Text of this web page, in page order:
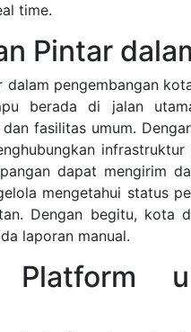
time.
Pintar
dalam pengembangan
berada di jalan
fasilitas umum.
dapat mengirim
mengetahui status
Dengan begitu, kota
laporan manual.
Platform